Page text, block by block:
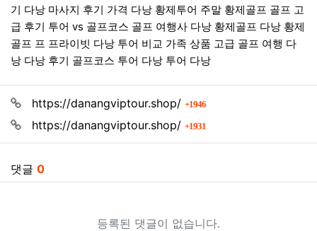
기 다낭 마사지 후기 가격 다낭 황제투어 주말 황제골프 골프 고
급 후기 투어 vs 골프코스 골프 여행사 다낭 황제골프 다낭 황제
골프 프 프라이빗 다낭 투어 비교 가족 상품 고급 골프 여행 다
낭 다낭 후기 골프코스 투어 다낭 투어 다낭
관련자료
https://danangviptour.shop/ 1946회 연결
https://danangviptour.shop/
1931
댓글 0
등록된 댓글이 없습니다.